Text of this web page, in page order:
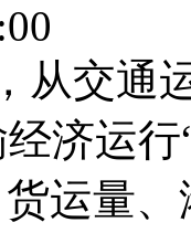
从交通
济运
运量